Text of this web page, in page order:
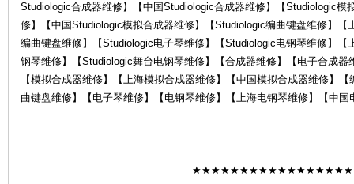
Studiologic合成器维修】【中国Studiologic合成器维修】【Studiologic模
修】【中国Studiologic模拟合成器维修】【Studiologic编曲键盘维修】
编曲键盘维修】【Studiologic电子琴维修】【Studiologic电钢琴维修】
钢琴维修】【Studiologic舞台电钢琴维修】【合成器维修】【电子合成
【模拟合成器维修】【上海模拟合成器维修】【中国模拟合成器维修】
曲键盘维修】【电子琴维修】【电钢琴维修】【上海电钢琴维修】【中